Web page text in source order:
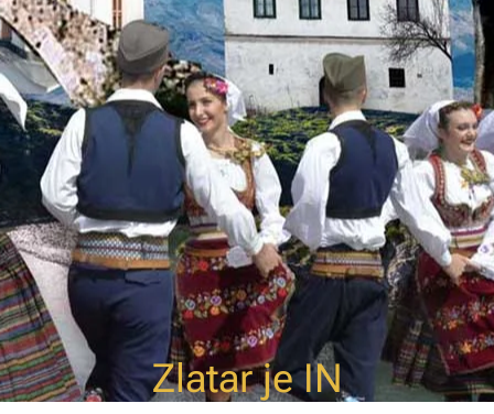
Zlatar je IN